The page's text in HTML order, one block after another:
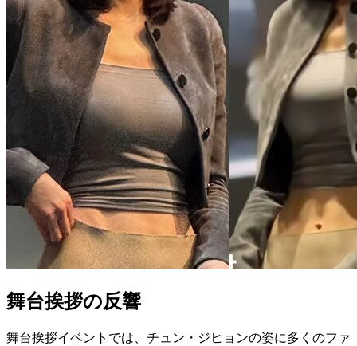
舞台挨拶の反響
舞台挨拶イベントでは、チュン・ジヒョンの姿に多くのファ